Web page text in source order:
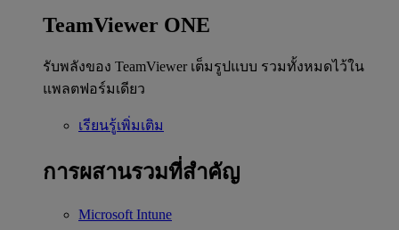
TeamViewer ONE
รับพลังของ TeamViewer เต็มรูปแบบ รวมทั้งหมดไว้ใน
แพลตฟอร์มเดียว
เรียนรู้เพิ่มเติม
การผสานรวมที่สำคัญ
Microsoft Intune